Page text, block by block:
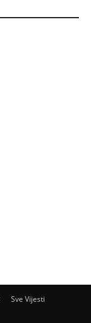
Sve Vijesti